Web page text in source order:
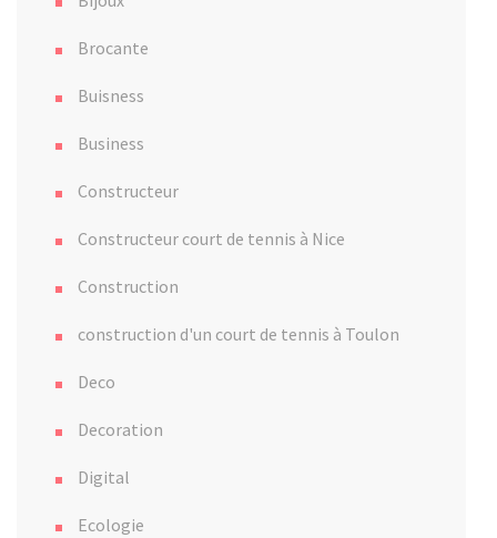
Brocante
Buisness
Business
Constructeur
Constructeur court de tennis à Nice
Construction
construction d'un court de tennis à Toulon
Deco
Decoration
Digital
Ecologie